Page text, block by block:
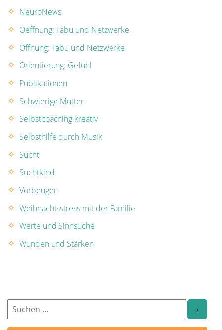
NeuroNews
Oeffnung: Tabu und Netzwerke
Öffnung: Tabu und Netzwerke
Orientierung: Gefühl
Publikationen
Schwierige Mutter
Selbstcoaching kreativ
Selbsthilfe durch Musik
Sucht
Suchtkind
Vorbeugen
Weihnachtsstress mit der Familie
Werte und Sinnsuche
Wunden und Stärken